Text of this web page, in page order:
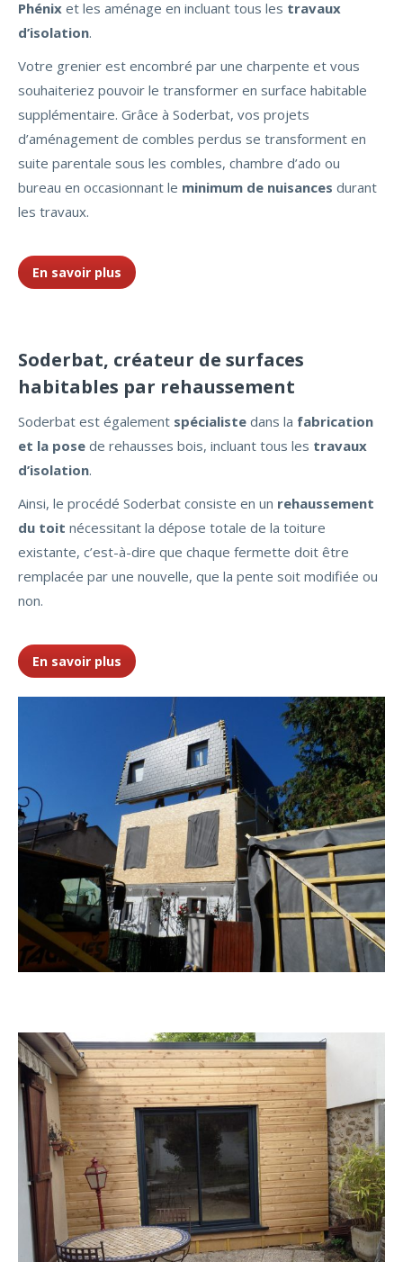
Phénix et les aménage en incluant tous les travaux
d’isolation.
Votre grenier est encombré par une charpente et vous
souhaiteriez pouvoir le transformer en surface habitable
supplémentaire. Grâce à Soderbat, vos projets
d’aménagement de combles perdus se transforment en
suite parentale sous les combles, chambre d’ado ou
bureau en occasionnant le minimum de nuisances durant
les travaux.
En savoir plus
Soderbat, créateur de surfaces
habitables par rehaussement
Soderbat est également spécialiste dans la fabrication
et la pose de rehausses bois, incluant tous les travaux
d’isolation.
Ainsi, le procédé Soderbat consiste en un rehaussement
du toit nécessitant la dépose totale de la toiture
existante, c’est-à-dire que chaque fermette doit être
remplacée par une nouvelle, que la pente soit modifiée ou
non.
En savoir plus